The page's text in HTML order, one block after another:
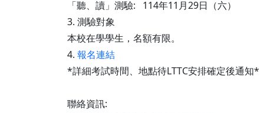
「聽、讀」測驗: 114年11月29日（六）
3. 測驗對象
本校在學學生，名額有限。
4. 報名連結
*詳細考試時間、地點待LTTC安排確定後通知*
聯絡資訊: